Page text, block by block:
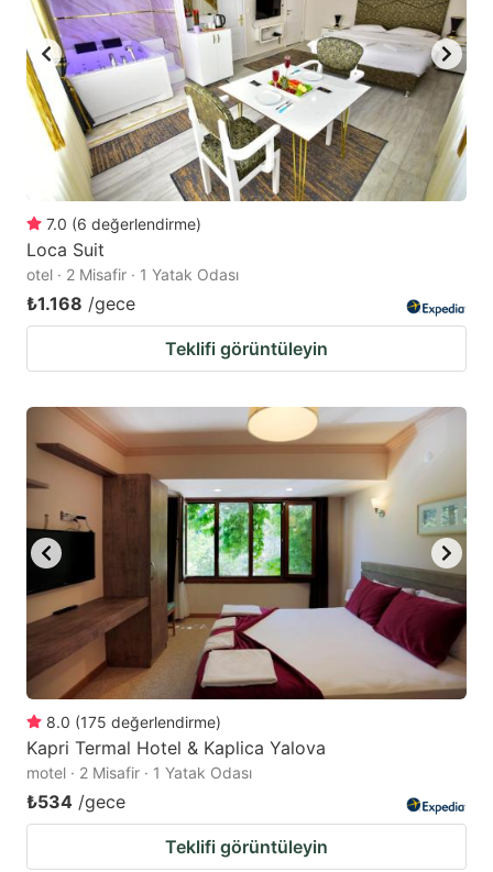
7.0 (6 değerlendirme)
Loca Suit
otel · 2 Misafir · 1 Yatak Odası
₺1.168 /gece
Teklifi görüntüleyin
8.0 (175 değerlendirme)
Kapri Termal Hotel & Kaplica Yalova
motel · 2 Misafir · 1 Yatak Odası
₺534 /gece
Teklifi görüntüleyin